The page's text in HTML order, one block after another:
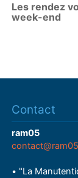
Les rendez
week-end
Contact
ram05
• "La